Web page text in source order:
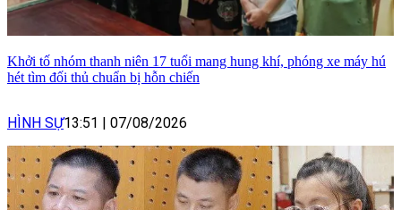
Khởi tố nhóm thanh niên 17 tuổi mang hung khí, phóng xe máy hú
hét tìm đối thủ chuẩn bị hỗn chiến
HÌNH SỰ13:51 | 07/08/2026